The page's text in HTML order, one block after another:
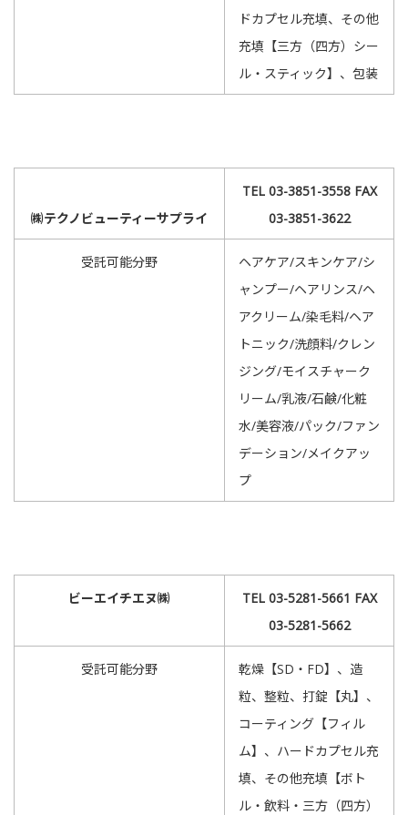
ドカプセル充填、その他
充填【三方（四方）シー
ル・スティック】、包装
㈱テクノビューティーサプライ
TEL 03-3851-3558 FAX
03-3851-3622
受託可能分野
ヘアケア/スキンケア/シ
ャンプー/ヘアリンス/ヘ
アクリーム/染毛料/ヘア
トニック/洗顔料/クレン
ジング/モイスチャーク
リーム/乳液/石鹸/化粧
水/美容液/パック/ファン
デーション/メイクアッ
プ
ビーエイチエヌ㈱
TEL 03-5281-5661 FAX
03-5281-5662
受託可能分野
乾燥【SD・FD】、造
粒、整粒、打錠【丸】、
コーティング【フィル
ム】、ハードカプセル充
填、その他充填【ボト
ル・飲料・三方（四方）